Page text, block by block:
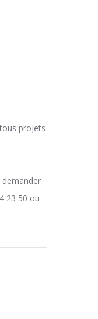
projets
23 50 ou